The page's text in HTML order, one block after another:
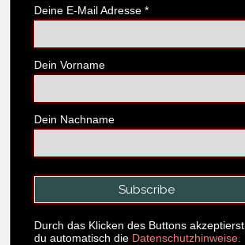
Deine E-Mail Adresse *
Dein Vorname
Dein Nachname
Durch das Klicken des Buttons akzeptierst
du automatisch die Datenschutzhinweise.